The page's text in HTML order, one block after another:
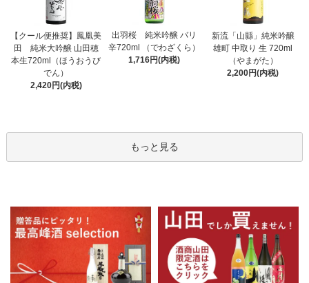
【クール便推奨】鳳凰美
田 純米大吟醸 山田穂
本生720ml（ほうおうび
でん）
2,420円(内税)
出羽桜 純米吟醸 バリ
辛720ml （でわざくら）
1,716円(内税)
新流「山縣」純米吟醸
雄町 中取り 生 720ml
（やまがた）
2,200円(内税)
もっと見る